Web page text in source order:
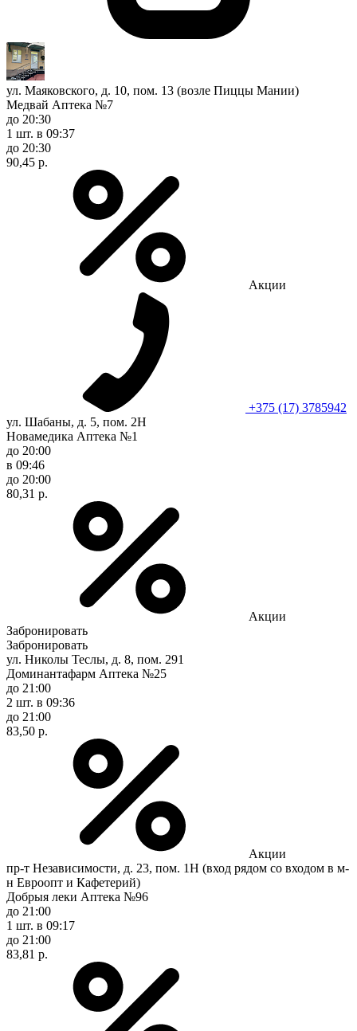
ул. Маяковского, д. 10, пом. 13 (возле Пиццы Мании)
Медвай Аптека №7
до 20:30
1 шт. в 09:37
до 20:30
90,45 р.
Акции
+375 (17) 3785942
ул. Шабаны, д. 5, пом. 2Н
Новамедика Аптека №1
до 20:00
в 09:46
до 20:00
80,31 р.
Акции
Забронировать
Забронировать
ул. Николы Теслы, д. 8, пом. 291
Доминантафарм Аптека №25
до 21:00
2 шт. в 09:36
до 21:00
83,50 р.
Акции
пр-т Независимости, д. 23, пом. 1Н (вход рядом со входом в м-
н Евроопт и Кафетерий)
Добрыя леки Аптека №96
до 21:00
1 шт. в 09:17
до 21:00
83,81 р.